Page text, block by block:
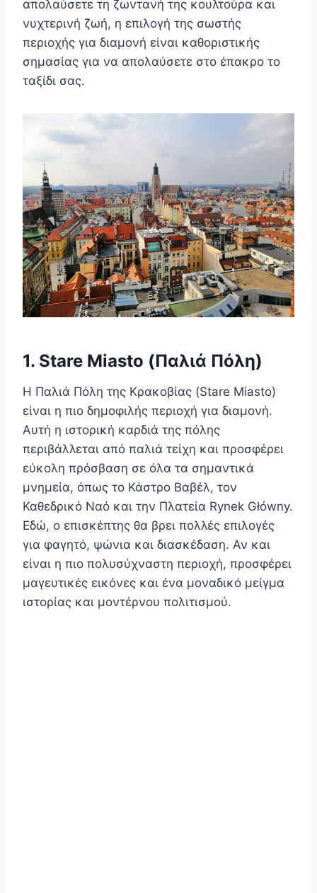
απολαύσετε τη ζωντανή της κουλτούρα και
νυχτερινή ζωή, η επιλογή της σωστής
περιοχής για διαμονή είναι καθοριστικής
σημασίας για να απολαύσετε στο έπακρο το
ταξίδι σας.
1. Stare Miasto (Παλιά Πόλη)
Η Παλιά Πόλη της Κρακοβίας (Stare Miasto)
είναι η πιο δημοφιλής περιοχή για διαμονή.
Αυτή η ιστορική καρδιά της πόλης
περιβάλλεται από παλιά τείχη και προσφέρει
εύκολη πρόσβαση σε όλα τα σημαντικά
μνημεία, όπως το Κάστρο Βαβέλ, τον
Καθεδρικό Ναό και την Πλατεία Rynek Główny.
Εδώ, ο επισκέπτης θα βρει πολλές επιλογές
για φαγητό, ψώνια και διασκέδαση. Αν και
είναι η πιο πολυσύχναστη περιοχή, προσφέρει
μαγευτικές εικόνες και ένα μοναδικό μείγμα
ιστορίας και μοντέρνου πολιτισμού.